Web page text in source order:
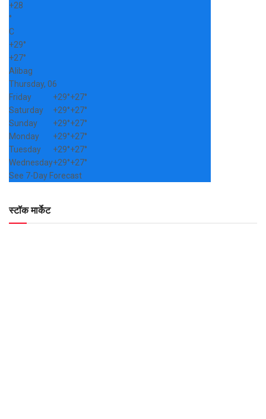
+28
°
C
+29°
+27°
Alibag
Thursday, 06
Friday
+29°+27°
Saturday
+29°+27°
Sunday
+29°+27°
Monday
+29°+27°
Tuesday
+29°+27°
Wednesday+29°+27°
See 7-Day Forecast
स्टॉक मार्केट